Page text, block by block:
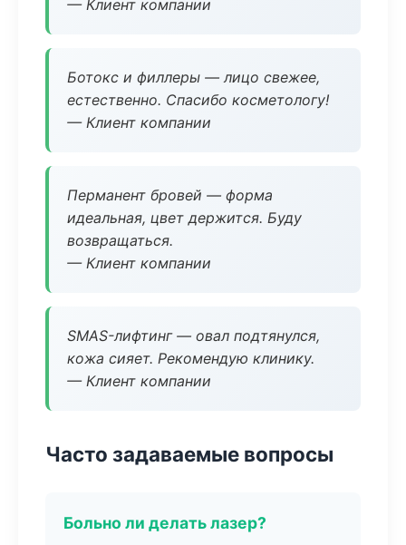
— Клиент компании
Ботокс и филлеры — лицо свежее,
естественно. Спасибо косметологу!
— Клиент компании
Перманент бровей — форма
идеальная, цвет держится. Буду
возвращаться.
— Клиент компании
SMAS-лифтинг — овал подтянулся,
кожа сияет. Рекомендую клинику.
— Клиент компании
Часто задаваемые вопросы
Больно ли делать лазер?